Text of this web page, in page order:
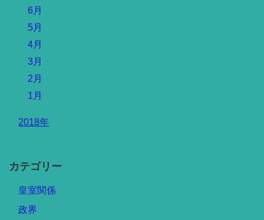
6月
5月
4月
3月
2月
1月
2018年
カテゴリー
皇室関係
政界